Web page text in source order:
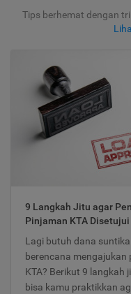
Tips berhemat dengan
9 Langkah Jitu agar
Pinjaman KTA Disetujui
Lagi butuh dana
berencana mengajukan
KTA? Berikut 9 langkah
bisa kamu praktikkan